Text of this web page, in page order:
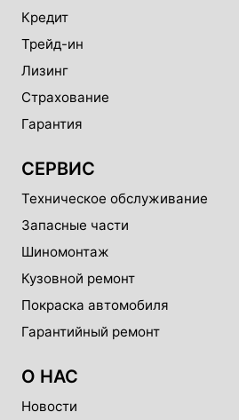
Кредит
Трейд-ин
Лизинг
Страхование
Гарантия
СЕРВИС
Техническое обслуживание
Запасные части
Шиномонтаж
Кузовной ремонт
Покраска автомобиля
Гарантийный ремонт
О НАС
Новости